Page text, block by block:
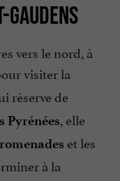
GAUDENS
vers le nord, à
visiter la
réserve de
Pyrénées, elle
et les
à la